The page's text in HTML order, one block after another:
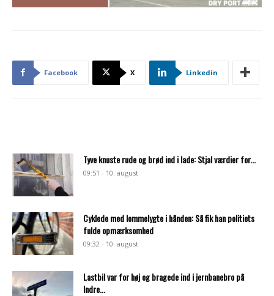
Facebook X Linkedin
Tyve knuste rude og brød ind i lade: Stjal værdier for...
09:51 - 10. august
Cyklede med lommelygte i hånden: Så fik han politiets
fulde opmærksomhed
09:32 - 10. august
Lastbil var for høj og bragede ind i jernbanebro på
Indre...